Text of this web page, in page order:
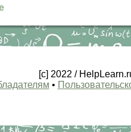
[c] 2022 /
•